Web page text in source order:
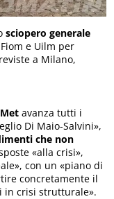
sciopero generale
e Uilm per
a Milano,
avanza tutti i
Di Maio-Salvini»,
che non
«alla crisi»,
con un «piano di
concretamente il
in crisi strutturale».